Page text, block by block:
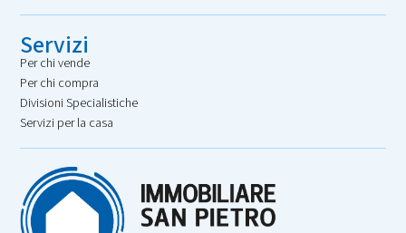
Servizi
Per chi vende
Per chi compra
Divisioni Specialistiche
Servizi per la casa